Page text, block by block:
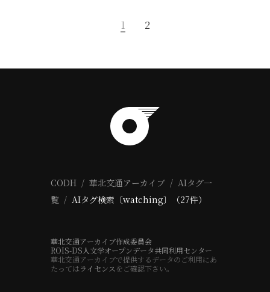
1 2
CODH 華北交通アーカイブ
AIタグ一
覧
AIタグ検索〔watching〕（27件）
華北交通アーカイブ作成委員会
ROIS-DS人文学オープンデータ共同利用センター
華北交通アーカイブで提供するデータのご利用にあ
たってはライセンス をご確認下さい。